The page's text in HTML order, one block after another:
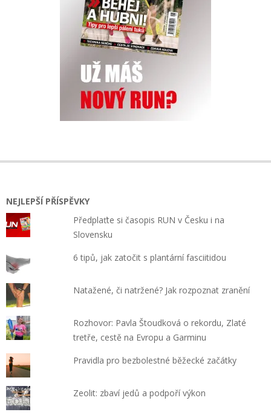
NEJLEPŠÍ PŘÍSPĚVKY
Předplaťte si časopis RUN v Česku i na
Slovensku
6 tipů, jak zatočit s plantární fasciitidou
Natažené, či natržené? Jak rozpoznat zranění
Rozhovor: Pavla Štoudková o rekordu, Zlaté
tretře, cestě na Evropu a Garminu
Pravidla pro bezbolestné běžecké začátky
Zeolit: zbaví jedů a podpoří výkon